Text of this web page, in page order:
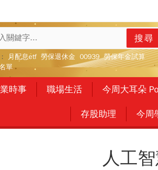
搜尋
月配息etf 勞保退休金 00939 勞保年金試算
單
時事 職場生活 今周大耳朵
存股助理 今周
人工